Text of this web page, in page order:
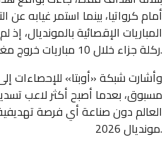
أمام كرواتيا، بينما استمر غيابه
المباريات الإقصائية
ركلة جزاء خلال 10 مباريات خروج مغلوب.
وأشارت شبكة «أوبتا» للإحصاءات
مسبوق، بعدما أصبح أكثر لاعب
مونديال 2026.